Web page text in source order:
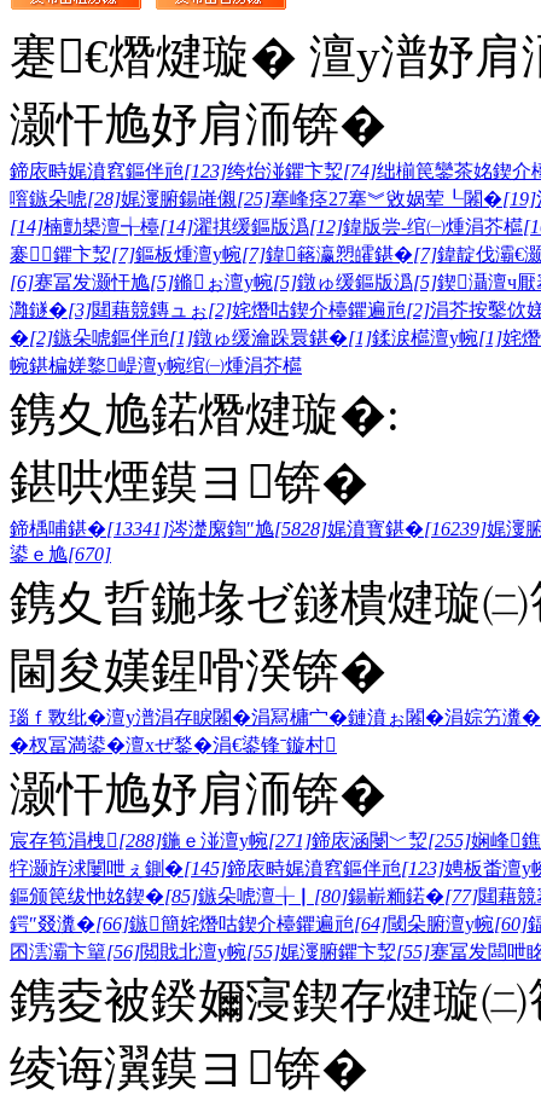
蹇€熸煡璇� 澶у潽妤
灏忓尯妤肩洏锛�
鍗庡畤娓濆窞鏂伴兘[123]绔炲湴鑺卞洯[74]绌椾笢鑾茶姳鍥介
噾鏃朵唬[28]娓濅腑鍚嶉儭[25]搴峰痉27搴︾敓娲荤┖闂�[19]
[14]楠勯槼澶╅檯[14]濯掑缓鏂版潙[12]鍏版尝-绾㈠煄涓芥櫙
褰鑺卞洯[7]鏂板煄澶у帵[7]鍏簵瀛愬皬鍖�[7]鍏靛伐灞€
[6]蹇冨发灏忓尯[5]鏅ぉ澶у帵[5]鐓ゅ缓鏂版潙[5]鍥灄澶ч
灉鐩�[3]閮藉競鏄ュぉ[2]姹熸咕鍥介檯鑺遍兘[2]涓芥按鑿佽
�[2]鏃朵唬鏂伴兘[1]鐓ゅ缓瀹跺睘鍖�[1]鍒涙櫙澶у帵[1]姹
帵鍖楄嫅鐜崼澶у帵绾㈠煄涓芥櫙
鎸夊尯鍩熸煡璇�:
鍖哄煙鏌ヨ锛�
鍗楀哺鍖�[13341]涔濋緳鍧″尯[5828]娓濆寳鍖�[16239]娓濅
鍙ｅ尯[670]
鎸夊晢鍦堟ゼ鐩樻煡璇
閫夋嫨鍟嗗湀锛�
瑙ｆ斁纰�澶у潽涓存睙闂�涓冩槦宀�鏈濆ぉ闂�涓婃竻瀵�
�杈冨満鍙�澶хぜ鍫�涓€鍙锋ˉ鏇村
灏忓尯妤肩洏锛�
宸存笣涓栧[288]鍦ｅ湴澶у帵[271]鍗庡涵閿﹀洯[255]娴峰
牸灏斿浗闄呭ぇ鍘�[145]鍗庡畤娓濆窞鏂伴兘[123]娉板畨澶у
鏂颁笢绂忚姳鍥�[85]鏃朵唬澶╁▏ [80]鍚嶄粫鍩�[77]閮藉
鍔″叕瀵�[66]鏃簡姹熸咕鍥介檯鑺遍兘[64]閾朵腑澶у帵[60]
囨澐灞卞簞[56]閲戝北澶у帵[55]娓濅腑鑺卞洯[55]蹇冨发闆呭
鎸夌被鍨嬭寖鍥存煡璇
绫诲瀷鏌ヨ锛�